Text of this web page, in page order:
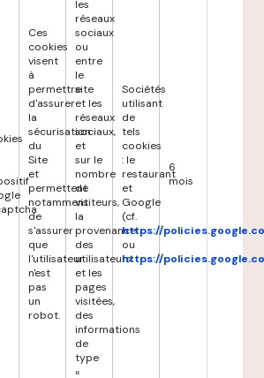
Ces
cookies
visent
à
permettre
d'assurer
la
sécurisation
du
Site
et
permettent
notamment
de
s'assurer
que
l'utilisateur
n'est
pas
un
robot.
les
réseaux
sociaux
ou
entre
le
site
et les
réseaux
sociaux,
et
sur le
nombre
de
visiteurs,
la
provenance
des
utilisateurs
et les
pages
visitées,
des
informations
de
type
«
Sociétés
utilisant
de
tels
cookies
: le
restaurant
et
Google
(cf.
https://
ou
https://
6
mois